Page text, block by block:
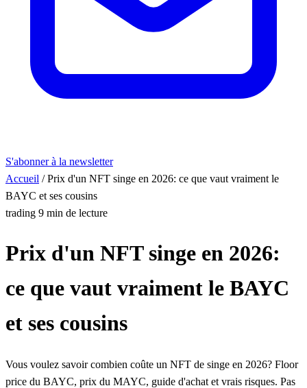
S'abonner à la newsletter
Accueil / Prix d'un NFT singe en 2026: ce que vaut vraiment le
BAYC et ses cousins
trading 9 min de lecture
Prix d'un NFT singe en 2026:
ce que vaut vraiment le BAYC
et ses cousins
Vous voulez savoir combien coûte un NFT de singe en 2026? Floor
price du BAYC, prix du MAYC, guide d'achat et vrais risques. Pas